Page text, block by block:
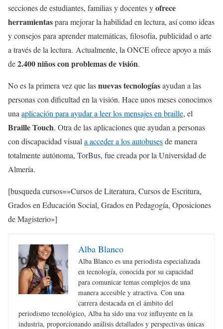
secciones de estudiantes, familias y docentes yofrece
herramientaspara mejorar la habilidad en lectura, así como ideas
y consejos para aprender matemáticas, filosofía, publicidad o arte
a través de la lectura. Actualmente, la ONCE ofrece apoyo a más
de2.400 niños con problemas de visión.
No es la primera vez que lasnuevas tecnologíasayudan a las
personas con dificultad en la visión. Hace unos meses conocimos
una aplicación para ayudar a leer los mensajes en braille, el
Braille Touch. Otra de las aplicaciones que ayudan a personas
con discapacidad visual a acceder a los autobusesde manera
totalmente autónoma, TorBus, fue creada por la Universidad de
Almería.
[busqueda cursos=»Cursos de Literatura, Cursos de Escritura,
Grados en Educación Social, Grados en Pedagogía, Oposiciones
de Magisterio»]
Alba Blanco
Alba Blanco es una periodista especializada
en tecnología, conocida por su capacidad
para comunicar temas complejos de una
manera accesible y atractiva. Con una
carrera destacada en el ámbito del
periodismo tecnológico, Alba ha sido una voz influyente en la
industria, proporcionando análisis detallados y perspectivas únicas